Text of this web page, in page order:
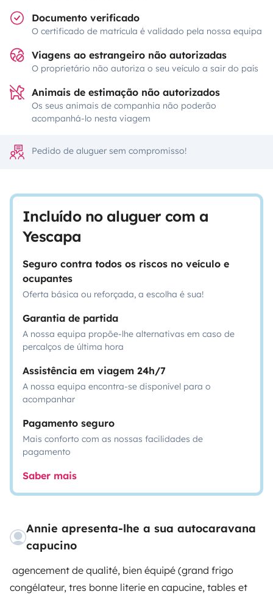
Documento verificado
O certificado de matrícula é validado pela nossa equipa
Viagens ao estrangeiro não autorizadas
O proprietário não autoriza o seu veículo a sair do país
Animais de estimação não autorizados
Os seus animais de companhia não poderão
acompanhá-lo nesta viagem
Pedido de aluguer sem compromisso!
Incluído no aluguer com a
Yescapa
Seguro contra todos os riscos no veículo e
ocupantes
Oferta básica ou reforçada, a escolha é sua!
Garantia de partida
A nossa equipa propõe-lhe alternativas em caso de
percalços de última hora
Assistência em viagem 24h/7
A nossa equipa encontra-se disponível para o
acompanhar
Pagamento seguro
Mais conforto com as nossas facilidades de
pagamento
Saber mais
Annie apresenta-lhe a sua autocaravana
capucino
agencement de qualité, bien équipé (grand frigo
congélateur, tres bonne literie en capucine, tables et